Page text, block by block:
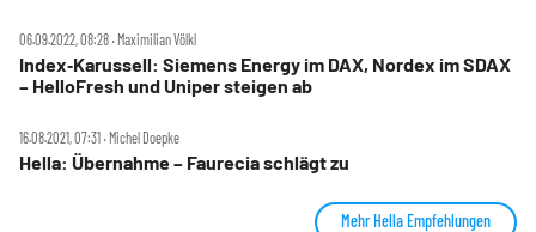
06.09.2022, 08:28 ‧ Maximilian Völkl
Index‑Karussell: Siemens Energy im DAX, Nordex im SDAX
– HelloFresh und Uniper steigen ab
16.08.2021, 07:31 ‧ Michel Doepke
Hella: Übernahme – Faurecia schlägt zu
Mehr Hella Empfehlungen